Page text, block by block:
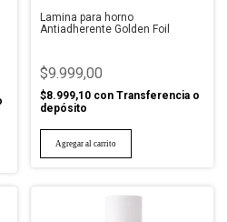
Lamina para horno
Antiadherente Golden Foil
$9.999,00
$8.999,10 con Transferencia o
depósito